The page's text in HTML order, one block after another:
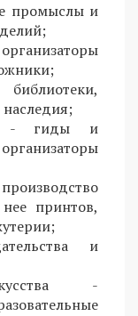
промыслы и
наследия;
- гиды и
принтов,
и
-